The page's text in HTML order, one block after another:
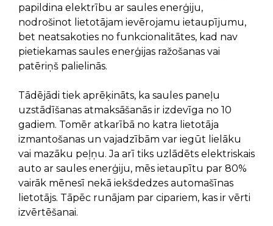
papildina elektrību ar saules enerģiju,
nodrošinot lietotājam ievērojamu ietaupījumu,
bet neatsakoties no funkcionalitātes, kad nav
pietiekamas saules enerģijas ražošanas vai
patēriņš palielinās.
Tādējādi tiek aprēķināts, ka saules paneļu
uzstādīšanas atmaksāšanās ir izdevīga no 10
gadiem. Tomēr atkarībā no katra lietotāja
izmantošanas un vajadzībām var iegūt lielāku
vai mazāku peļņu. Ja arī tiks uzlādēts elektriskais
auto ar saules enerģiju, mēs ietaupītu par 80%
vairāk mēnesī nekā iekšdedzes automašīnas
lietotājs. Tāpēc runājam par cipariem, kas ir vērti
izvērtēšanai.